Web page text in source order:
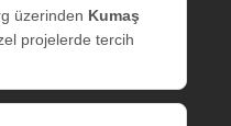
üzerinden Kumaş
projelerde tercih